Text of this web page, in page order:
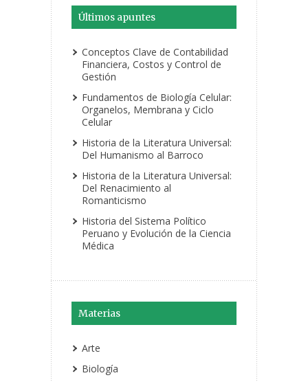
Últimos apuntes
Conceptos Clave de Contabilidad
Financiera, Costos y Control de
Gestión
Fundamentos de Biología Celular:
Organelos, Membrana y Ciclo
Celular
Historia de la Literatura Universal:
Del Humanismo al Barroco
Historia de la Literatura Universal:
Del Renacimiento al
Romanticismo
Historia del Sistema Político
Peruano y Evolución de la Ciencia
Médica
Materias
Arte
Biología